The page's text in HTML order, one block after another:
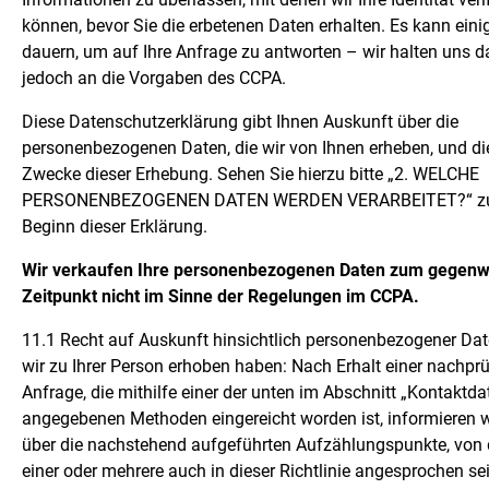
können, bevor Sie die erbetenen Daten erhalten. Es kann
dauern, um auf Ihre Anfrage zu antworten – wir halten uns
jedoch an die Vorgaben des CCPA.
Diese Datenschutzerklärung gibt Ihnen Auskunft über die
personenbezogenen Daten, die wir von Ihnen erheben, und
Zwecke dieser Erhebung. Sehen Sie hierzu bitte „2. WELCHE
PERSONENBEZOGENEN DATEN WERDEN VERARBEITET?“
Beginn dieser Erklärung.
Wir verkaufen Ihre personenbezogenen Daten zum
Zeitpunkt nicht im Sinne der Regelungen im CCPA.
11.1 Recht auf Auskunft hinsichtlich personenbezogener
wir zu Ihrer Person erhoben haben: Nach Erhalt einer
Anfrage, die mithilfe einer der unten im Abschnitt
angegebenen Methoden eingereicht worden ist, informieren
über die nachstehend aufgeführten Aufzählungspunkte, von
einer oder mehrere auch in dieser Richtlinie angesprochen